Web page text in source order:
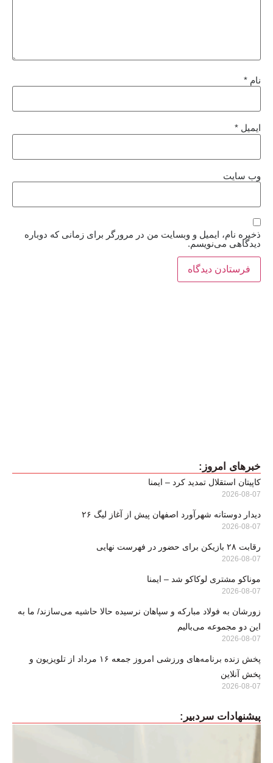
نام *
ایمیل *
وب‌ سایت
ذخیره نام، ایمیل و وبسایت من در مرورگر برای زمانی که دوباره
دیدگاهی می‌نویسم.
خبرهای امروز:
کاپیتان استقلال تمدید کرد – ایمنا
2026-08-07
دیدار دوستانه شهرآورد اصفهان پیش از آغاز لیگ ۲۶
2026-08-07
رقابت ۲۸ بازیکن برای حضور در فهرست نهایی
2026-08-07
موناکو مشتری لوکاکو شد – ایمنا
2026-08-07
زورشان به فولاد مبارکه و سپاهان نرسیده حالا حاشیه می‌سازند/ ما به
این دو مجموعه می‌بالیم
2026-08-07
پخش زنده برنامه‌های ورزشی امروز جمعه ۱۶ مرداد از تلویزیون و
پخش آنلاین
2026-08-07
پیشنهادات سردبیر: